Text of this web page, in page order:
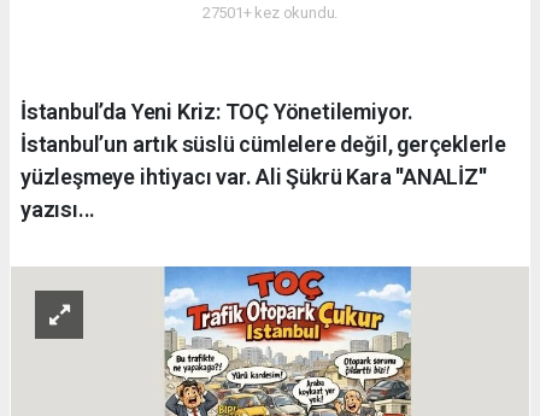
27501+ kez okundu.
İstanbul’da Yeni Kriz: TOÇ Yönetilemiyor.
İstanbul’un artık süslü cümlelere değil, gerçeklerle
yüzleşmeye ihtiyacı var. Ali Şükrü Kara ''ANALİZ''
yazısı...